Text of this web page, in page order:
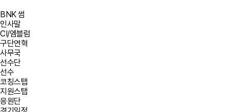
BNK 썸
인사말
CI/엠블럼
구단연혁
사무국
선수단
선수
코칭스탭
지원스탭
응원단